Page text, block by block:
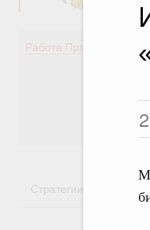
Работа Правительства
Стратегии